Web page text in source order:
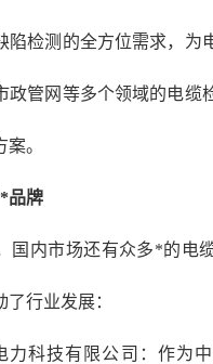
陷检测的全方位需求，为
政管网等多个领域的电缆
。
品牌
国内市场还有众多*的电
行业发展：
力科技有限公司：作为